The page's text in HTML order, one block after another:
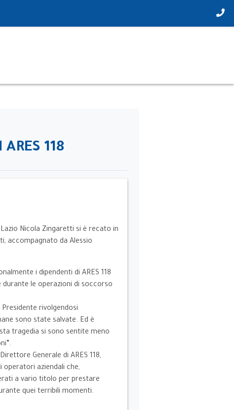
118
Nicola Zingaretti si è recato in
accompagnato da Alessio
i dipendenti di ARES 118
durante le operazioni di soccorso
Presidente rivolgendosi
sono state salvate. Ed è
tragedia si sono sentite meno
Generale di ARES 118,
operatori aziendali che,
a vario titolo per prestare
quei terribili momenti.